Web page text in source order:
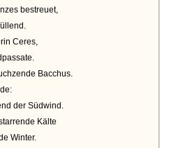
bestreuet,
Ceres,
Bacchus.
der Südwind.
Kälte
Winter.